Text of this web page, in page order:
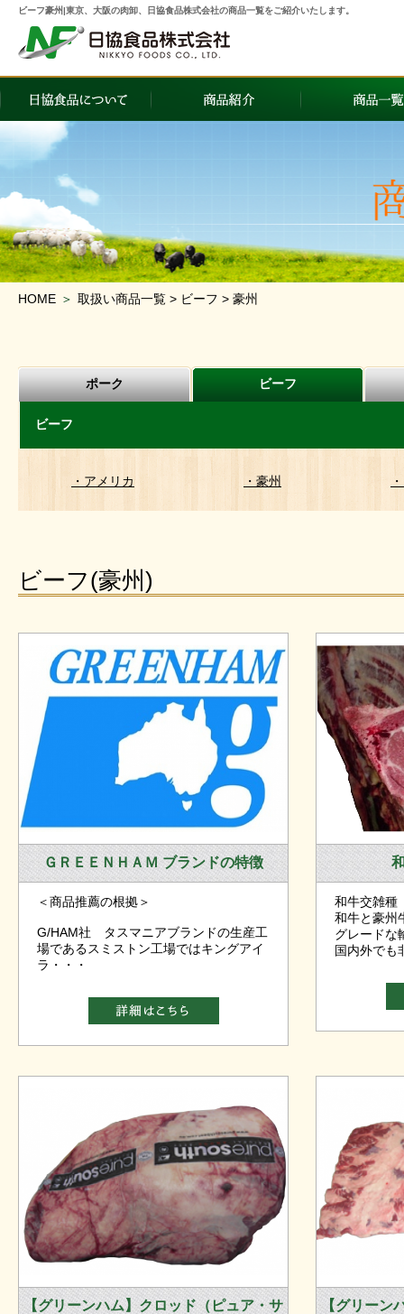
ビーフ豪州|東京、大阪の肉卸、日協食品株式会社の商品一覧をご紹介いたします。
HOME ＞ 取扱い商品一覧 > ビーフ > 豪州
ポーク ビーフ
ビーフ
・アメリカ ・豪州
ビーフ(豪州)
ＧＲＥＥＮＨＡＭ ブランドの特徴
＜商品推薦の根拠＞
G/HAM社 タスマニアブランドの生産工
場であるスミストン工場ではキングアイ
ラ・・・
和牛交雑種
和牛と豪州
グレードな
国内外でも
【グリーンハム】クロッド（ピュア・サ
【グリーン